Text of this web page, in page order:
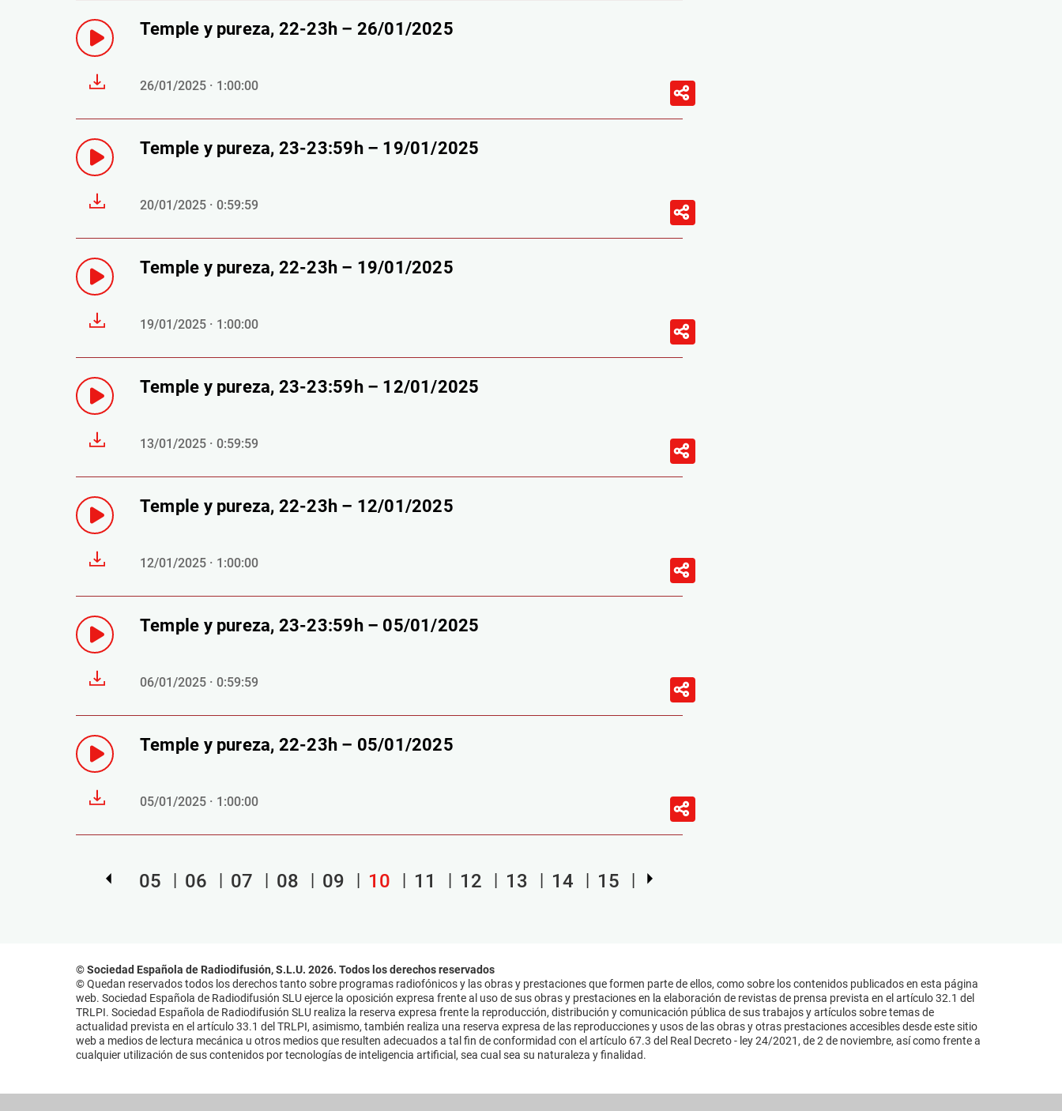
Temple y pureza, 22-23h – 26/01/2025
26/01/2025 · 1:00:00
Temple y pureza, 23-23:59h – 19/01/2025
20/01/2025 · 0:59:59
Temple y pureza, 22-23h – 19/01/2025
19/01/2025 · 1:00:00
Temple y pureza, 23-23:59h – 12/01/2025
13/01/2025 · 0:59:59
Temple y pureza, 22-23h – 12/01/2025
12/01/2025 · 1:00:00
Temple y pureza, 23-23:59h – 05/01/2025
06/01/2025 · 0:59:59
Temple y pureza, 22-23h – 05/01/2025
05/01/2025 · 1:00:00
05 06 07 08 09 10 11 12 13 14 15
© Sociedad Española de Radiodifusión, S.L.U. 2026. Todos los derechos reservados
© Quedan reservados todos los derechos tanto sobre programas radiofónicos y las obras y prestaciones que formen parte de ellos, como sobre los contenidos publicados en esta página
web. Sociedad Española de Radiodifusión SLU ejerce la oposición expresa frente al uso de sus obras y prestaciones en la elaboración de revistas de prensa prevista en el artículo 32.1 del
TRLPI. Sociedad Española de Radiodifusión SLU realiza la reserva expresa frente la reproducción, distribución y comunicación pública de sus trabajos y artículos sobre temas de
actualidad prevista en el artículo 33.1 del TRLPI, asimismo, también realiza una reserva expresa de las reproducciones y usos de las obras y otras prestaciones accesibles desde este sitio
web a medios de lectura mecánica u otros medios que resulten adecuados a tal fin de conformidad con el artículo 67.3 del Real Decreto - ley 24/2021, de 2 de noviembre, así como frente a
cualquier utilización de sus contenidos por tecnologías de inteligencia artificial, sea cual sea su naturaleza y finalidad.